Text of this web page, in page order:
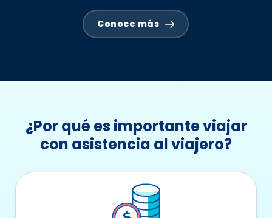
Conoce más
¿Por qué es importante viajar
con asistencia al viajero?